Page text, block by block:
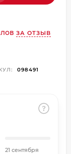
ЗА ОТЗЫВ
098491
21 сентября